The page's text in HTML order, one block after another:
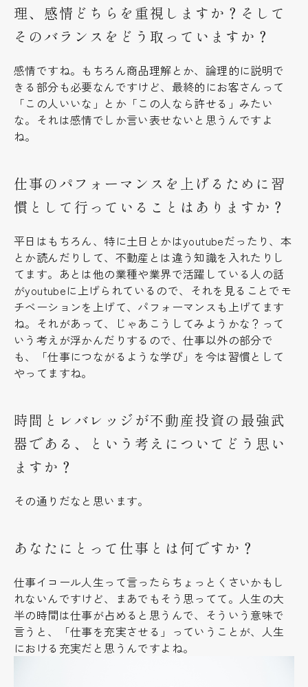
理、感情どちらを重視しますか？そして
そのバランスをどう取っていますか？
感情ですね。もちろん商品理解とか、論理的に説明で
きる部分も必要なんですけど、最終的にお客さんって
「この人いいな」とか「この人なら許せる」みたい
な。それは感情でしか言い表せないと思うんですよ
ね。
仕事のパフォーマンスを上げるために習
慣として行っていることはありますか？
平日はもちろん、特に土日とかはyoutubeだったり、本
とか読んだりして、不動産とは違う知識を入れたりし
てます。あとは他の業種や業界で活躍している人の話
がyoutubeに上げられているので、それを見ることでモ
チベーションを上げて、パフォーマンスも上げてます
ね。それがあって、じゃあこうしてみようかな？って
いう考えが浮かんだりするので、仕事以外の部分で
も、「仕事につながるような学び」を今は習慣として
やってますね。
時間とレバレッジが不動産投資の最強武
器である、という考えについてどう思い
ますか？
その通りだなと思います。
あなたにとって仕事とは何ですか？
仕事イコール人生って言ったらちょっとくさいかもし
れないんですけど、まあでもそう思ってて。人生の大
半の時間は仕事が占めると思うんで、そういう意味で
言うと、「仕事を充実させる」っていうことが、人生
における充実だと思うんですよね。